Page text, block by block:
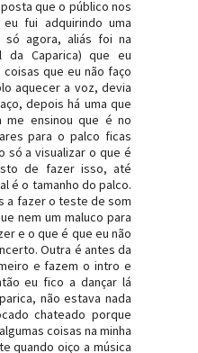
que o público nos
fui adquirindo uma
só agora, aliás foi na
da Caparica) que eu
que eu não faço
aquecer a voz, devia
depois há uma que
me ensinou que é no
para o palco ficas
só a visualizar o que é
de fazer isso, até
é o tamanho do palco.
a fazer o teste de som
nem um maluco para
e o que é que eu não
Outra é antes da
e fazem o intro e
eu fico a dançar lá
não estava nada
chateado porque
coisas na minha
quando oiço a música